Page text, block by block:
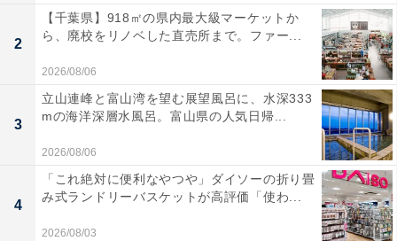
2
【千葉県】918㎡の県内最大級マーケットか
ら、廃校をリノベした直売所まで。ファー...
2026/08/06
3
立山連峰と富山湾を望む展望風呂に、水深333
mの海洋深層水風呂。富山県の人気日帰...
2026/08/06
4
「これ絶対に便利なやつや」ダイソーの折り畳
み式ランドリーバスケットが高評価「使わ...
2026/08/03